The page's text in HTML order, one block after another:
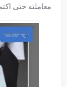
معاملته حتى